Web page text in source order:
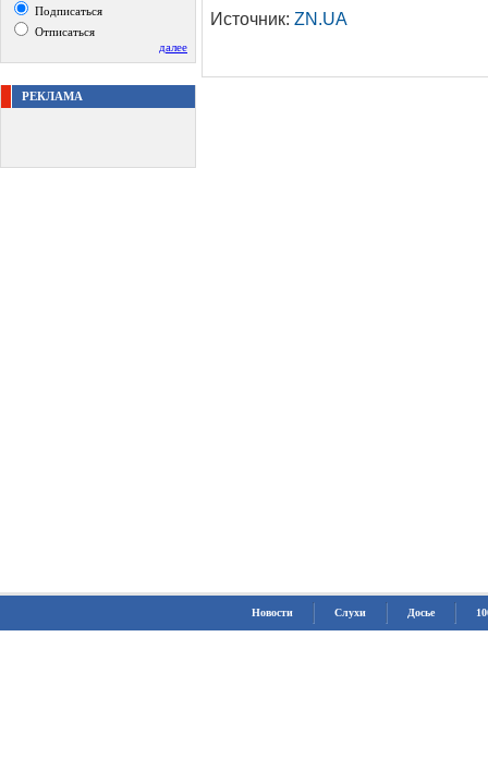
Подписаться
Отписаться
далее
РЕКЛАМА
Источник: ZN.UA
Новости Слухи Досье